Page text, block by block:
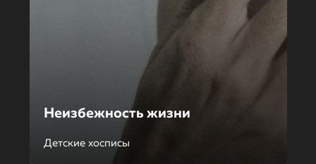
Неизбежность жизни
Детские хосписы